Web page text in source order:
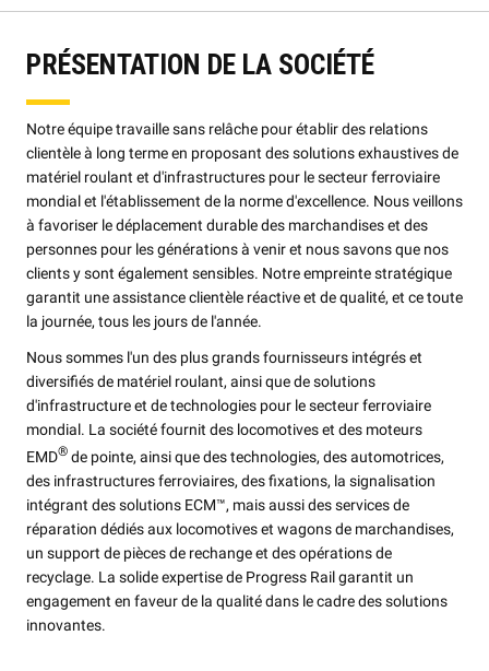
PRÉSENTATION DE LA SOCIÉTÉ
Notre équipe travaille sans relâche pour établir des relations
clientèle à long terme en proposant des solutions exhaustives de
matériel roulant et d'infrastructures pour le secteur ferroviaire
mondial et l'établissement de la norme d'excellence. Nous veillons
à favoriser le déplacement durable des marchandises et des
personnes pour les générations à venir et nous savons que nos
clients y sont également sensibles. Notre empreinte stratégique
garantit une assistance clientèle réactive et de qualité, et ce toute
la journée, tous les jours de l'année.
Nous sommes l'un des plus grands fournisseurs intégrés et
diversifiés de matériel roulant, ainsi que de solutions
d'infrastructure et de technologies pour le secteur ferroviaire
mondial. La société fournit des locomotives et des moteurs
EMD® de pointe, ainsi que des technologies, des automotrices,
des infrastructures ferroviaires, des fixations, la signalisation
intégrant des solutions ECM™, mais aussi des services de
réparation dédiés aux locomotives et wagons de marchandises,
un support de pièces de rechange et des opérations de
recyclage. La solide expertise de Progress Rail garantit un
engagement en faveur de la qualité dans le cadre des solutions
innovantes.